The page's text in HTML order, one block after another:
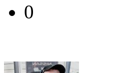
0